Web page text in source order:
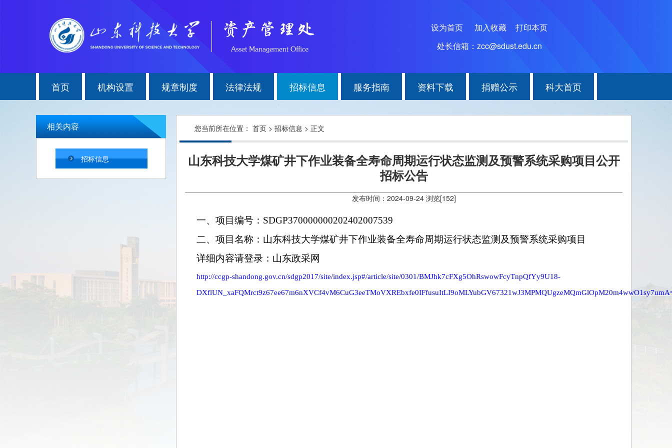
设为首页 加入收藏
打印本页
处长信箱：zcc@sdust.edu.cn
首页 机构设置 规章制度 法律法规 招标信息 服务指南 资料下载 捐赠公示 科大首页
相关内容
招标信息
您当前所在位置： 首页 > 招标信息 > 正文
山东科技大学煤矿井下作业装备全寿命周期运行状态监测及预警系统采购项目公开
招标公告
发布时间：2024-09-24 浏览[152]
一、 项目编号： SDGP370000000202402007539
二、 项目名称：山东科技大学煤矿井下作业装备全寿命周期运行状态监测及预警系统采购项目
详细内容请登录：山东政采网
http://ccgp-shandong.gov.cn/sdgp2017/site/index.jsp#/article/site/0301/BMJhk7cFXg5OhRswowFcyTnpQfYy9U18-